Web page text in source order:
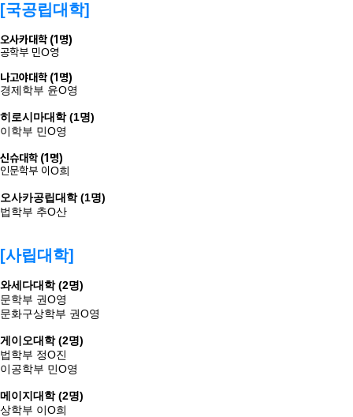
[국공립대학]
오사카대학 (1명)
공학부 민O영
나고야대학 (1명)
경제학부 윤O영
히로시마대학 (1명)
이학부 민O영
신슈대학 (1명)
인문학부 이 O희
오사카공립대학 (1명)
법학부 추O산
[사립대학]
와세다대학 (2명)
문학부 권O영
문화구상학부 권O영
게이오대학 (2명)
법학부 정O진
이공학부 민O영
메이지대학 (2명)
상학부 이O희